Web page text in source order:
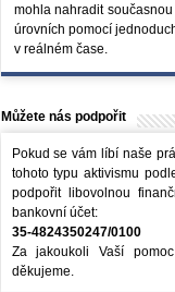
mohla nahradit
úrovních pomocí
v reálném čase.
Můžete nás podpořit
Pokud se vám líbí naše
tohoto typu aktivismu
podpořit libovolnou
bankovní účet:
35-4824350247/0100
Za jakoukoli Vaší
děkujeme.